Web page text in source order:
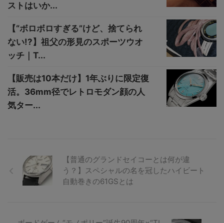
ストはいか...
【“ボロボロすぎる”けど、捨てられ
ない!?】祖父の形見のスポーツウオ
ッチ｜T...
【販売は10本だけ】1年ぶりに限定復
活。36mm径でレトロモダン顔の人
気ター...
【普通のグランドセイコーとは何が違
う？】スペシャルの名を冠したハイビート
自動巻きの61GSとは